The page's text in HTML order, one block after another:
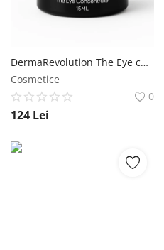
DermaRevolution The Eye concentrate- Cremă contur ochi Wawa Fresh Cosmetics
Cosmetice
0
124 Lei